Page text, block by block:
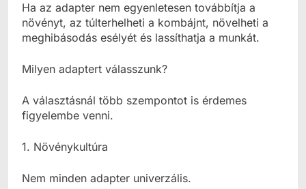
Ha az adapter nem egyenletesen továbbítja a
növényt, az túlterhelheti a kombájnt, növelheti a
meghibásodás esélyét és lassíthatja a munkát.
Milyen adaptert válasszunk?
A választásnál több szempontot is érdemes
figyelembe venni.
1. Növénykultúra
Nem minden adapter univerzális.